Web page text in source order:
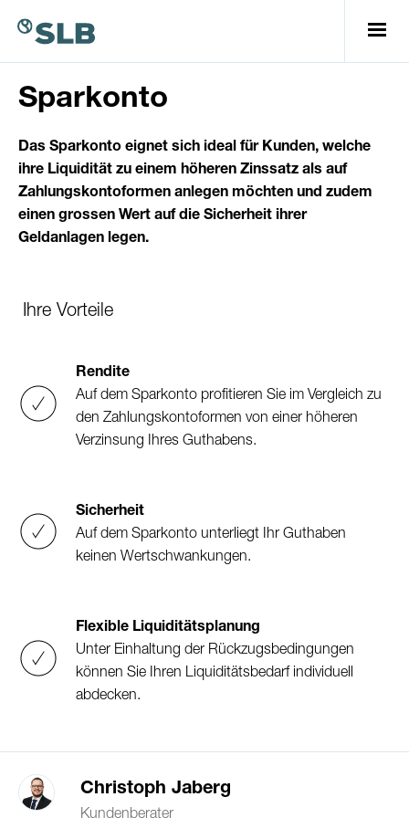
Sparkonto
Das Sparkonto eignet sich ideal für Kunden, welche
ihre Liquidität zu einem höheren Zinssatz als auf
Zahlungskontoformen anlegen möchten und zudem
einen grossen Wert auf die Sicherheit ihrer
Geldanlagen legen.
Ihre Vorteile
Rendite
Auf dem Sparkonto profitieren Sie im Vergleich zu
den Zahlungskontoformen von einer höheren
Verzinsung Ihres Guthabens.
Sicherheit
Auf dem Sparkonto unterliegt Ihr Guthaben
keinen Wertschwankungen.
Flexible Liquiditätsplanung
Unter Einhaltung der Rückzugsbedingungen
können Sie Ihren Liquiditätsbedarf individuell
abdecken.
Christoph Jaberg
Kundenberater